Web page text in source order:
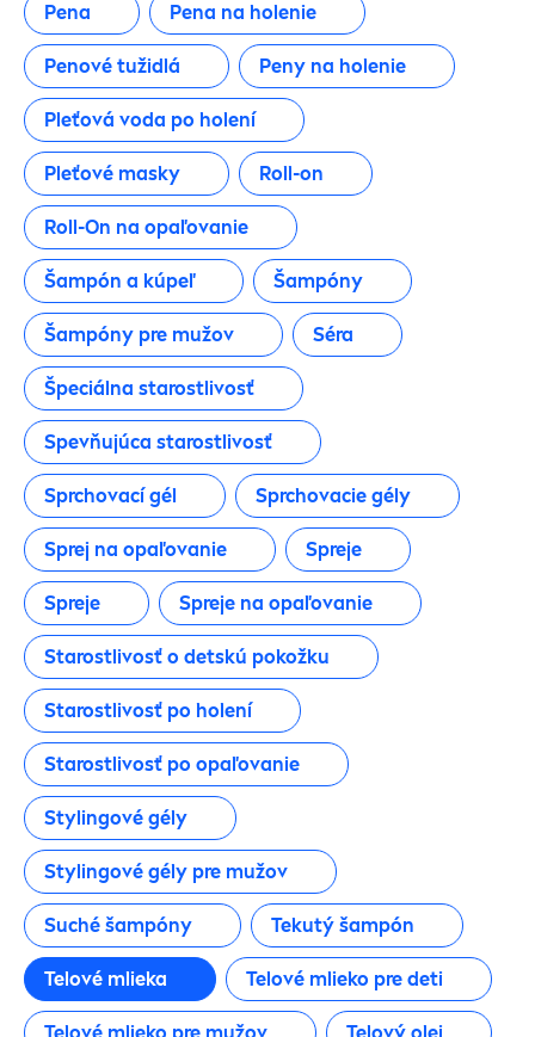
Pena Pena na holenie
Penové tužidlá Peny na holenie
Pleťová voda po holení
Pleťové masky Roll-on
Roll-On na opaľovanie
Šampón a kúpeľ Šampóny
Šampóny pre mužov Séra
Špeciálna starostlivosť
Spevňujúca starostlivosť
Sprchovací gél Sprchovacie gély
Sprej na opaľovanie Spreje
Spreje Spreje na opaľovanie
Starostlivosť o detskú pokožku
Starostlivosť po holení
Starostlivosť po opaľovanie
Stylingové gély
Stylingové gély pre mužov
Suché šampóny Tekutý šampón
Telové mlieka Telové mlieko pre deti
Starostlivosť o telo
Starostlivosť o telo
Starostlivosť o vlasy
Starostlivosť po opaľovaní
Stylingové prípravky
Telo
Tvár (Muži)
Umývanie a čistenie detskej pokožky
Umývanie tela
VÝROBKOVÁ KATEGÓRIA
2 v 1
Balzam po holení
Balzamy na pery
Cestovné balenia